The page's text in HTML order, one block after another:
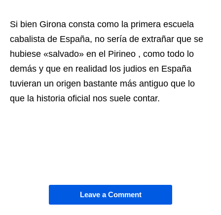
Si bien Girona consta como la primera escuela
cabalista de España, no sería de extrañar que se
hubiese «salvado» en el Pirineo , como todo lo
demás y que en realidad los judios en España
tuvieran un origen bastante más antiguo que lo
que la historia oficial nos suele contar.
Leave a Comment